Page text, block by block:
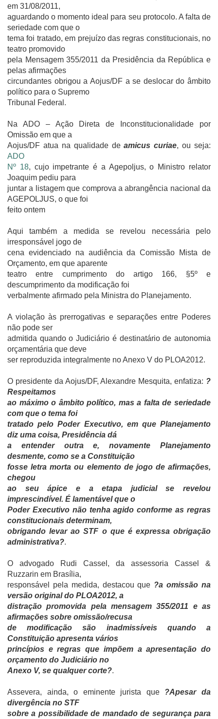
em 31/08/2011,
aguardando o momento ideal para seu protocolo. A falta de
seriedade com que o
tema foi tratado, em prejuízo das regras constitucionais, no
teatro promovido
pela Mensagem 355/2011 da Presidência da República e
pelas afirmações
circundantes obrigou a Aojus/DF a se deslocar do âmbito
político para o Supremo
Tribunal Federal.
Na ADO – Ação Direta de Inconstitucionalidade por
Omissão em que a
Aojus/DF atua na qualidade deamicus curiae, ou seja:
ADO
Nº 18, cujo impetrante é a Agepoljus, o Ministro relator
Joaquim pediu para
juntar a listagem que comprova a abrangência nacional da
AGEPOLJUS, o que foi
feito ontem
Aqui também a medida se revelou necessária pelo
irresponsável jogo de
cena evidenciado na audiência da Comissão Mista de
Orçamento, em que aparente
teatro entre cumprimento do artigo 166, §5º e
descumprimento da modificação foi
verbalmente afirmado pela Ministra do Planejamento.
A violação às prerrogativas e separações entre Poderes
não pode ser
admitida quando o Judiciário é destinatário de autonomia
orçamentária que deve
ser reproduzida integralmente no Anexo V do PLOA2012.
O presidente da Aojus/DF, Alexandre Mesquita, enfatiza: ?
Respeitamos
ao máximo o âmbito político, mas a falta de seriedade
com que o tema foi
tratado pelo Poder Executivo, em que Planejamento
diz uma coisa, Presidência dá
a entender outra e, novamente Planejamento
desmente, como se a Constituição
fosse letra morta ou elemento de jogo de afirmações,
chegou
ao seu ápice e a etapa judicial se revelou
imprescindível. É lamentável que o
Poder Executivo não tenha agido conforme as regras
constitucionais determinam,
obrigando levar ao STF o que é expressa obrigação
administrativa?.
O advogado Rudi Cassel, da assessoria Cassel &
Ruzzarin em Brasília,
responsável pela medida, destacou que ?a omissão na
versão original do PLOA2012, a
distração promovida pela mensagem 355/2011 e as
afirmações sobre omissão/recusa
de modificação são inadmissíveis quando a
Constituição apresenta vários
princípios e regras que impõem a apresentação do
orçamento do Judiciário no
Anexo V, se qualquer corte?.
Assevera, ainda, o eminente jurista que ?Apesar da
divergência no STF
sobre a possibilidade de mandado de segurança para